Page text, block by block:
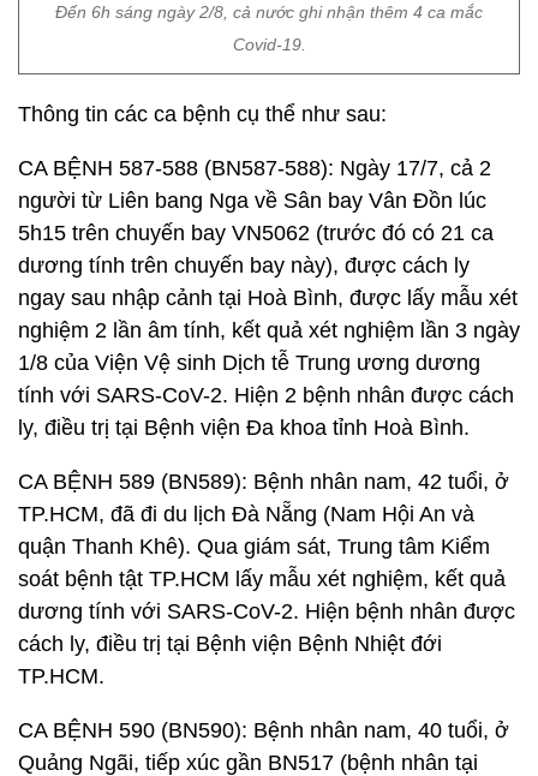
Đến 6h sáng ngày 2/8, cả nước ghi nhận thêm 4 ca mắc
Covid-19.
Thông tin các ca bệnh cụ thể như sau:
CA BỆNH 587-588 (BN587-588): Ngày 17/7, cả 2
người từ Liên bang Nga về Sân bay Vân Đồn lúc
5h15 trên chuyến bay VN5062 (trước đó có 21 ca
dương tính trên chuyến bay này), được cách ly
ngay sau nhập cảnh tại Hoà Bình, được lấy mẫu xét
nghiệm 2 lần âm tính, kết quả xét nghiệm lần 3 ngày
1/8 của Viện Vệ sinh Dịch tễ Trung ương dương
tính với SARS-CoV-2. Hiện 2 bệnh nhân được cách
ly, điều trị tại Bệnh viện Đa khoa tỉnh Hoà Bình.
CA BỆNH 589 (BN589): Bệnh nhân nam, 42 tuổi, ở
TP.HCM, đã đi du lịch Đà Nẵng (Nam Hội An và
quận Thanh Khê). Qua giám sát, Trung tâm Kiểm
soát bệnh tật TP.HCM lấy mẫu xét nghiệm, kết quả
dương tính với SARS-CoV-2. Hiện bệnh nhân được
cách ly, điều trị tại Bệnh viện Bệnh Nhiệt đới
TP.HCM.
CA BỆNH 590 (BN590): Bệnh nhân nam, 40 tuổi, ở
Quảng Ngãi, tiếp xúc gần BN517 (bệnh nhân tại